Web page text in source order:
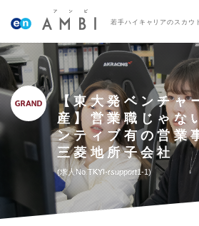
若手ハイキャリアのスカウ
【東大発ベンチャ
産】営業職じゃな
ンティブ有の営業
三菱地所子会社
求人No.TKYI-rsupport1-1